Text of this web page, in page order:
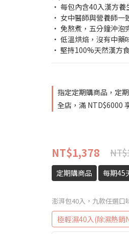
‧ 每包內含40入漢方養
‧ 女中醫師與營養師一
‧ 免熬煮，五分鐘沖泡
‧ 低溫烘焙，沒有中藥
‧ 堅持100%天然漢方
指定定期購商品，定
全店，滿 NTD$6000
NT$1,378
定期購商品 每期45
澎湃包40入，九款任選口
極輕濕40入(除濕熱銷